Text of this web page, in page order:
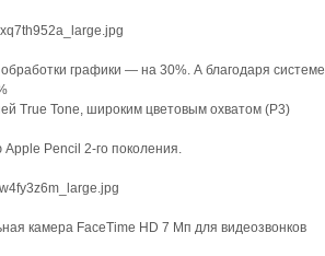
графики — на 30%. А благодаря системе
True Tone, широким цветовым охватом (P3)
Pencil 2‑го поколения.
камера FaceTime HD 7 Мп для видеозвонков